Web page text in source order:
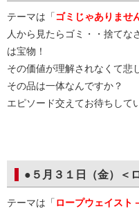
テーマは「 ゴミじゃありませ
人から見たらゴミ・・捨てな
は宝物！
その価値が理解されなくて悲
その品は一体なんですか？
エピソード交えてお待ちして
●５月３１日（金）＜
テーマは「 ロープウェイスト